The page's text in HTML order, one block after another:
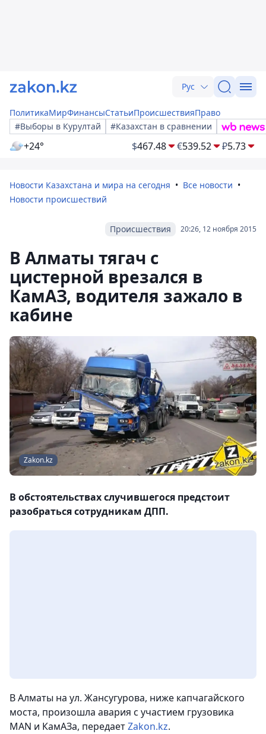
Рус
ПолитикаМирФинансыСтатьиПроисшествияПраво
#Выборы в Курултай
#Казахстан в сравнении
+24° $467.48 €539.52 ₽5.73
Новости Казахстана и мира на сегодня
Все новости
Новости происшествий
20:26, 12 ноября 2015
Происшествия
В Алматы тягач с
цистерной врезался в
КамАЗ, водителя зажало в
кабине
Zakon.kz
В обстоятельствах случившегося предстоит
разобраться сотрудникам ДПП.
В Алматы на ул. Жансугурова, ниже капчагайского
моста, произошла авария с участием грузовика
MAN и КамАЗа, передаетZakon.kz.